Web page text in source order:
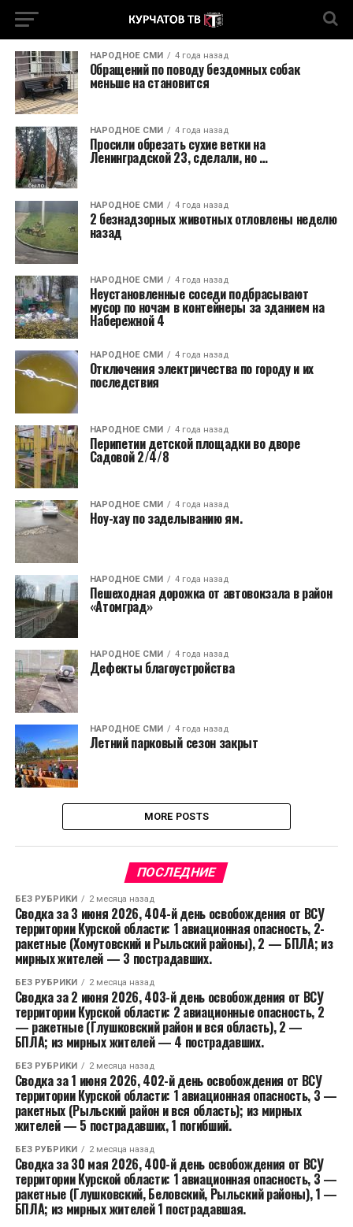
НАРОДНОЕ СМИ 4 года назад
Обращений по поводу бездомных собак
меньше на становится
НАРОДНОЕ СМИ 4 года назад
Просили обрезать сухие ветки на
Ленинградской 23, сделали, но …
НАРОДНОЕ СМИ 4 года назад
2 безнадзорных животных отловлены неделю
назад
НАРОДНОЕ СМИ 4 года назад
Неустановленные соседи подбрасывают
мусор по ночам в контейнеры за зданием на
Набережной 4
НАРОДНОЕ СМИ 4 года назад
Отключения электричества по городу и их
последствия
НАРОДНОЕ СМИ 4 года назад
Перипетии детской площадки во дворе
Садовой 2/4/8
НАРОДНОЕ СМИ 4 года назад
Ноу-хау по заделыванию ям.
НАРОДНОЕ СМИ 4 года назад
Пешеходная дорожка от автовокзала в район
«Атомград»
НАРОДНОЕ СМИ 4 года назад
Дефекты благоустройства
НАРОДНОЕ СМИ 4 года назад
Летний парковый сезон закрыт
MORE POSTS
ПОСЛЕДНИЕ
БЕЗ РУБРИКИ 2 месяца назад
Сводка за 3 июня 2026, 404-й день освобождения от ВСУ
территории Курской области: 1 авиационная опасность, 2-
ракетные (Хомутовский и Рыльский районы), 2 — БПЛА; из
мирных жителей — 3 пострадавших.
БЕЗ РУБРИКИ 2 месяца назад
Сводка за 2 июня 2026, 403-й день освобождения от ВСУ
территории Курской области: 2 авиационные опасность, 2
— ракетные (Глушковский район и вся область), 2 —
БПЛА; из мирных жителей — 4 пострадавших.
БЕЗ РУБРИКИ 2 месяца назад
Сводка за 1 июня 2026, 402-й день освобождения от ВСУ
территории Курской области: 1 авиационная опасность, 3 —
ракетных (Рыльский район и вся область); из мирных
жителей — 5 пострадавших, 1 погибший.
БЕЗ РУБРИКИ 2 месяца назад
Сводка за 30 мая 2026, 400-й день освобождения от ВСУ
территории Курской области: 1 авиационная опасность, 3 —
ракетные (Глушковский, Беловский, Рыльский районы), 1 —
БПЛА; из мирных жителей 1 пострадавшая.